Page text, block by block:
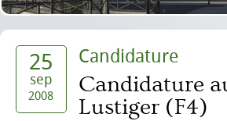
25
sep
2008
Candidature
Candidature
Lustiger (F4)